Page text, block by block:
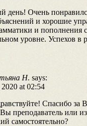
день! Очень
и хорошие
и пополнения
уровне. Успехов в
Н. says:
at 02:54
Спасибо за
преподаватель или
самостоятельно?